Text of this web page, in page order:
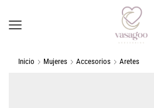
Inicio Mujeres Accesorios Aretes